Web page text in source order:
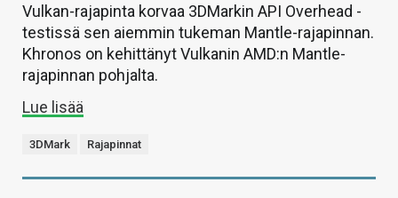
Vulkan-rajapinta korvaa 3DMarkin API Overhead -
testissä sen aiemmin tukeman Mantle-rajapinnan.
Khronos on kehittänyt Vulkanin AMD:n Mantle-
rajapinnan pohjalta.
Lue lisää
3DMark Rajapinnat